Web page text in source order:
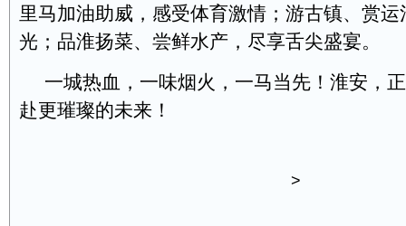
里马加油助威，感受体育激情；游古镇、赏
光；品淮扬菜、尝鲜水产，尽享舌尖盛宴。
一城热血，一味烟火，一马当先！淮安，
赴更璀璨的未来！
>